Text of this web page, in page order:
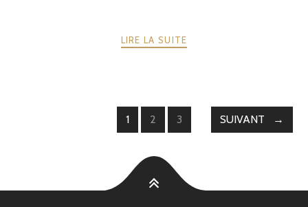
LIRE LA SUITE
1 2 3 SUIVANT